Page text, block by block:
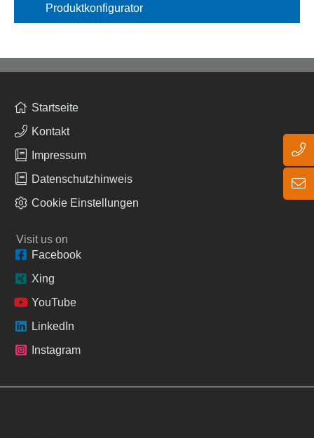
Produktkonfigurator
Startseite
Kontakt
Impressum
Datenschutzhinweis
Cookie Einstellungen
Visit us on
Facebook
Xing
YouTube
LinkedIn
Instagram